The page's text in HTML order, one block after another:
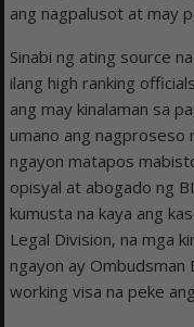
ang nagpalusot at may
Sinabi ng ating source
ilang high ranking
ang may kinalaman sa
umano ang nagproseso
ngayon matapos
opisyal at abogado ng
kumusta na kaya ang
Legal Division, na mga
ngayon ay Ombudsman
working visa na peke